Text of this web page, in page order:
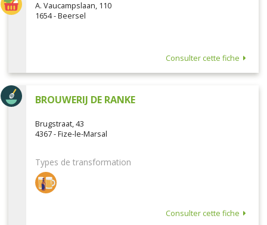
A. Vaucampslaan, 110
1654 - Beersel
Consulter cette fiche
BROUWERIJ DE RANKE
Brugstraat, 43
4367 - Fize-le-Marsal
Types de transformation
Consulter cette fiche